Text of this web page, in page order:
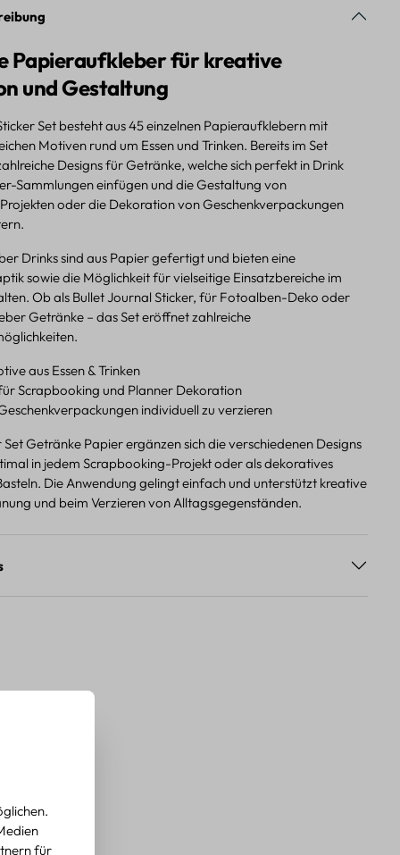
Papieraufkleber für kreative
und Gestaltung
Set besteht aus 45 einzelnen Papieraufklebern mit
Motiven rund um Essen und Trinken. Bereits im Set
Designs für Getränke, welche sich perfekt in Drink
Sammlungen einfügen und die Gestaltung von
oder die Dekoration von Geschenkverpackungen
Drinks sind aus Papier gefertigt und bieten eine
sowie die Möglichkeit für vielseitige Einsatzbereiche im
Ob als Bullet Journal Sticker, für Fotoalben-Deko oder
Getränke – das Set eröffnet zahlreiche
aus Essen & Trinken
Scrapbooking und Planner Dekoration
individuell zu verzieren
Set Getränke Papier ergänzen sich die verschiedenen Designs
in jedem Scrapbooking-Projekt oder als dekoratives
Die Anwendung gelingt einfach und unterstützt kreative
und beim Verzieren von Alltagsgegenständen.
für